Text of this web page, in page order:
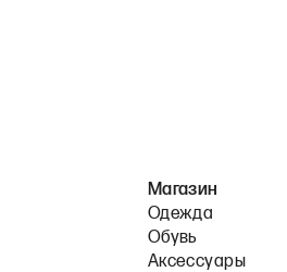
Магазин
Одежда
Обувь
Аксессуары